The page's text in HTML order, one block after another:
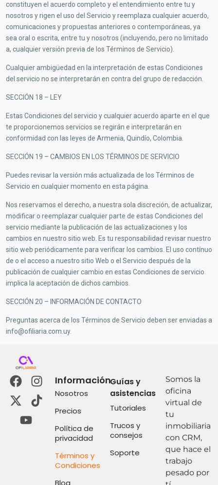
constituyen el acuerdo completo y el entendimiento entre tu y
nosotros y rigen el uso del Servicio y reemplaza cualquier acuerdo,
comunicaciones y propuestas anteriores o contemporáneas, ya
sea oral o escrita, entre tu y nosotros (incluyendo, pero no limitado
a, cualquier versión previa de los Términos de Servicio).
Cualquier ambigüedad en la interpretación de estas Condiciones
del servicio no se interpretarán en contra del grupo de redacción.
SECCIÓN 18 – LEY
Estas Condiciones del servicio y cualquier acuerdo aparte en el que
te proporcionemos servicios se regirán e interpretarán en
conformidad con las leyes de Armenia, Quindío, Colombia.
SECCIÓN 19 – CAMBIOS EN LOS TÉRMINOS DE SERVICIO
Puedes revisar la versión más actualizada de los Términos de
Servicio en cualquier momento en esta página.
Nos reservamos el derecho, a nuestra sola discreción, de actualizar,
modificar o reemplazar cualquier parte de estas Condiciones del
servicio mediante la publicación de las actualizaciones y los
cambios en nuestro sitio web. Es tu responsabilidad revisar nuestro
sitio web periódicamente para verificar los cambios. El uso contínuo
de o el acceso a nuestro sitio Web o el Servicio después de la
publicación de cualquier cambio en estas Condiciones de servicio
implica la aceptación de dichos cambios.
SECCIÓN 20 – INFORMACIÓN DE CONTACTO
Preguntas acerca de los Términos de Servicio deben ser enviadas a
info@ofiliaria.com.uy.
Información
Nosotros
Precios
Política de
privacidad
Términos y
Condiciones
Guías y
asistencias
Tutoriales
Trucos y
consejos
Soporte
Somos la
oficina
virtual de
tu
inmobiliaria
con CRM,
que hace el
trabajo
pesado por